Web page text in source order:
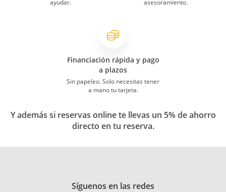
ayudar.
asesoramiento.
Financiación rápida y pago
a plazos
Sin papeleo. Solo necesitas tener
a mano tu tarjeta.
Y además si reservas online te llevas un 5% de ahorro
directo en tu reserva.
Síguenos en las redes